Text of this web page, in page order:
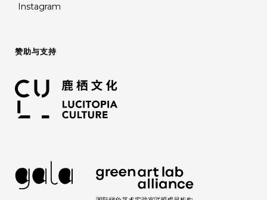
Instagram
赞助与支持